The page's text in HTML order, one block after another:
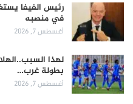
رئيس الفيفا
في منصبه
أغسطس 7, 2026
لهذا
بطولة غرب…
أغسطس 7, 2026